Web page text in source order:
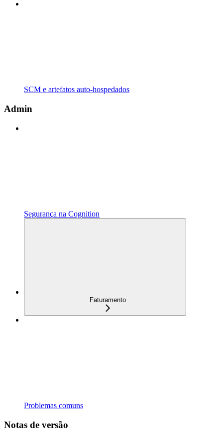
SCM e artefatos auto-hospedados
Admin
Segurança na Cognition
Faturamento
Problemas comuns
Notas de versão